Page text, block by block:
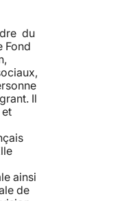
du
Fond
Il
et
ainsi
de